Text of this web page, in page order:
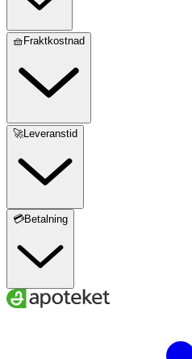
🧺Fraktkostnad
🚀Leveranstid
💳Betalning